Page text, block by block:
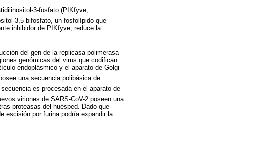
3-fosfato (PIKfyve,
3,5-bifosfato, un fosfolípido que
inhibidor de PIKfyve, reduce la
del gen de la replicasa-polimerasa
genómicas del virus que codifican
endoplásmico y el aparato de Golgi
una secuencia polibásica de
secuencia es procesada en el aparato de
viriones de SARS-CoV-2 poseen una
proteasas del huésped. Dado que
escisión por furina podría expandir la